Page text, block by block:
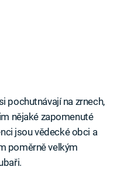
pochutnávají na zrnech,
nějaké zapomenuté
jsou vědecké obci a
poměrně velkým